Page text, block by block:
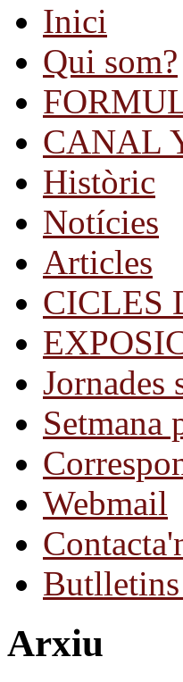
Inici
Qui som?
CANAL
Històric
Notícies
Articles
CICLES
Jornades
Setmana
Webmail
Arxiu